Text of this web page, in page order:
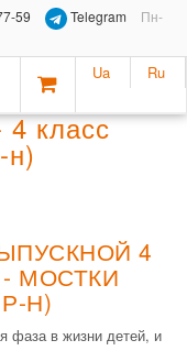
59 Telegram
Пн-
Ua Ru
класс
н)
4
МОСТКИ
Н)
фаза в жизни детей, и